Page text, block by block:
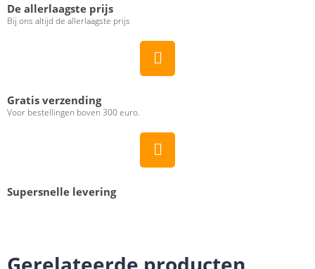
De allerlaagste prijs
Bij ons altijd de allerlaagste prijs
Gratis verzending
Voor bestellingen boven 300 euro.
Supersnelle levering